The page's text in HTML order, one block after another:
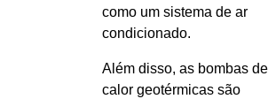
como um sistema de ar
condicionado.
Além disso, as bombas de
calor geotérmicas são